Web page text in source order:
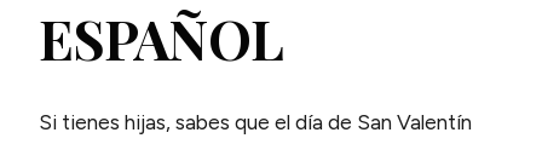
ESPAÑOL
Si tienes hijas, sabes que el día de San Valentín